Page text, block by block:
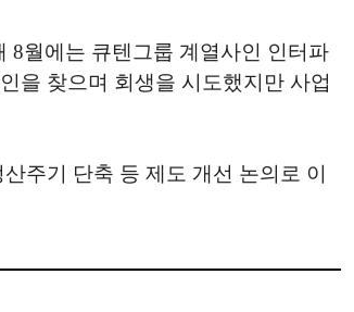
8월에는 큐텐그룹 계열사인 인터파
을 찾으며 회생을 시도했지만 사업
주기 단축 등 제도 개선 논의로 이